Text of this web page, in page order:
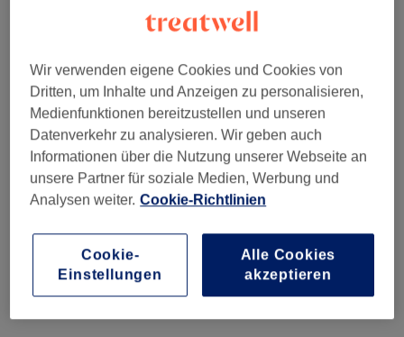
Sauberkeit
Service
Bewertungen filtern
Behandlung Alle Bewertungen
Bewertung Nach Sternen filtern
Wir verwenden eigene Cookies und Cookies von
Dritten, um Inhalte und Anzeigen zu personalisieren,
Medienfunktionen bereitzustellen und unseren
Datenverkehr zu analysieren. Wir geben auch
Informationen über die Nutzung unserer Webseite an
unsere Partner für soziale Medien, Werbung und
Analysen weiter. Cookie-Richtlinien
Cookie-
Einstellungen
Alle Cookies
akzeptieren